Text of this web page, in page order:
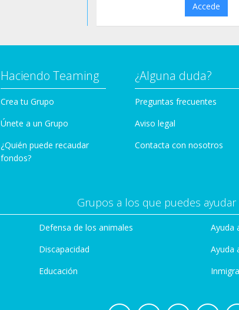
Accede
Haciendo Teaming
Crea tu Grupo
Únete a un Grupo
¿Quién puede recaudar
fondos?
¿Alguna duda?
Preguntas frecuentes
Aviso legal
Contacta con nosotros
Grupos a los que puedes
Defensa de los animales
Discapacidad
Educación
Ayuda
Ayuda